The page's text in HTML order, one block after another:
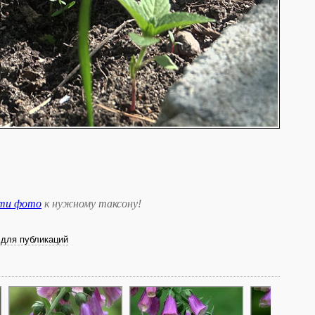
фото к нужному таксону!
публикаций